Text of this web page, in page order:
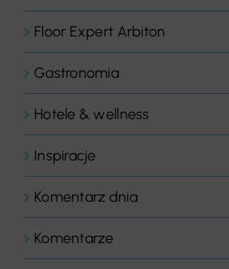
Floor Expert Arbiton
Gastronomia
Hotele & wellness
Inspiracje
Komentarz dnia
Komentarze